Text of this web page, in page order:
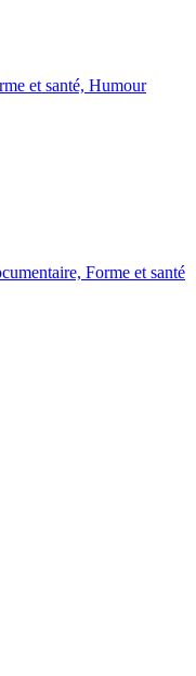
et santé, Humour
Forme et santé